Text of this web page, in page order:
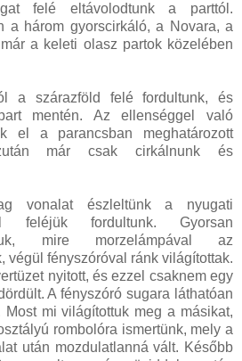
felé eltávolodtunk a parttól.
a három gyorscirkáló, a Novara, a
a keleti olasz partok közelében
a szárazföld felé fordultunk, és
mentén. Az ellenséggel való
el a parancsban meghatározott
már csak cirkálnunk és
vonalat észleltünk a nyugati
feléjük fordultunk. Gyorsan
mire morzelámpával az
végül fényszóróval ránk világítottak.
nyitott, és ezzel csaknem egy
A fényszóró sugara láthatóan
mi világítottuk meg a másikat,
rombolóra ismertünk, mely a
után mozdulatlanná vált. Később